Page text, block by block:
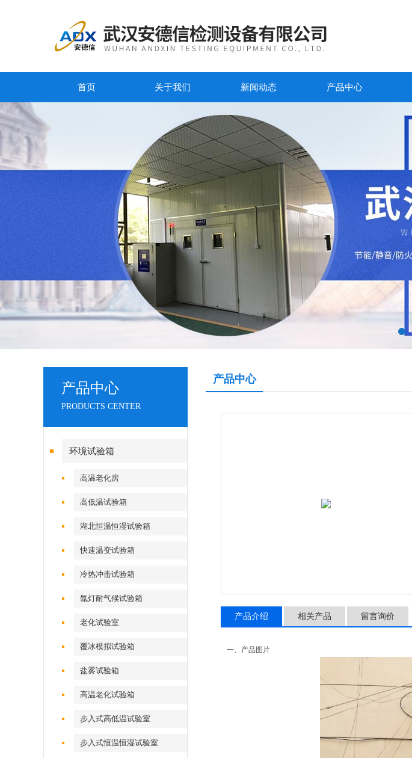
首页 关于我们 新闻动态 产品中心
产品中心
PRODUCTS CENTER
环境试验箱
高温老化房
高低温试验箱
湖北恒温恒湿试验箱
快速温变试验箱
冷热冲击试验箱
氙灯耐气候试验箱
老化试验室
覆冰模拟试验箱
盐雾试验箱
高温老化试验箱
步入式高低温试验室
步入式恒温恒湿试验室
产品中心
产品介绍 相关产品 留言询价
一、产品图片